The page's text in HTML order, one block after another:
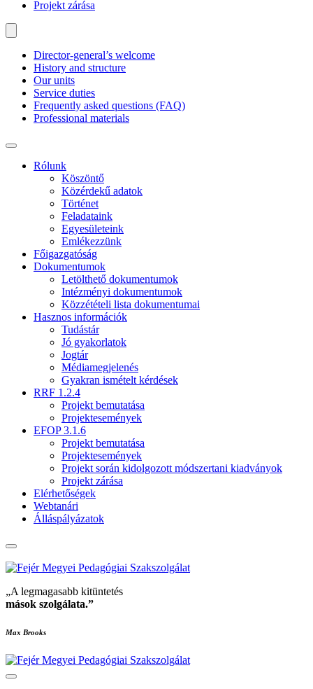
Projekt zárása
Director-general’s welcome
History and structure
Our units
Service duties
Frequently asked questions (FAQ)
Professional materials
Rólunk
Köszöntő
Közérdekű adatok
Történet
Feladataink
Egyesületeink
Emlékezzünk
Főigazgatóság
Dokumentumok
Letölthető dokumentumok
Intézményi dokumentumok
Közzétételi lista dokumentumai
Hasznos információk
Tudástár
Jó gyakorlatok
Jogtár
Médiamegjelenés
Gyakran ismételt kérdések
RRF 1.2.4
Projekt bemutatása
Projektesemények
EFOP 3.1.6
Projekt bemutatása
Projektesemények
Projekt során kidolgozott módszertani kiadványok
Projekt zárása
Elérhetőségek
Webtanári
Álláspályázatok
„A legmagasabb kitüntetés
mások szolgálata.”
Max Brooks